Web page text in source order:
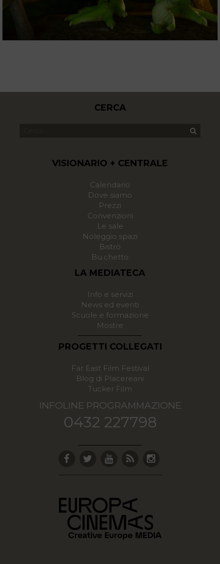
CERCA
VISIONARIO + CENTRALE
Calendario
Dove siamo
Prezzi
Convenzioni
Le sale
Noleggio spazi
Bistrò
Bu.chetto
LA MEDIATECA
Info e servizi
News ed eventi
Scuole e formazione
Mostre
PROGETTI COLLEGATI
Far East Film Festival
Blog di Placereani
Tucker Film
INFOLINE PROGRAMMAZIONE
0432 227798